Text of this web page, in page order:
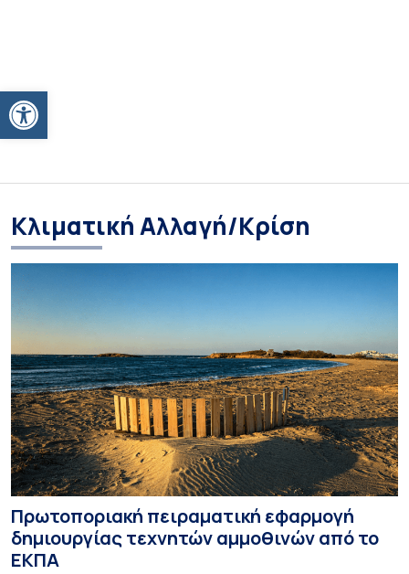
Ανοίξτε τη γραμμή εργαλείων
Κλιματική Αλλαγή/Κρίση
Πρωτοποριακή πειραματική εφαρμογή
δημιουργίας τεχνητών αμμοθινών από το
ΕΚΠΑ